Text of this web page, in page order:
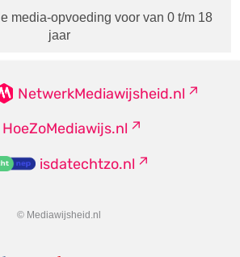
media-opvoeding voor van 0 t/m 18
jaar
NetwerkMediawijsheid.nl
HoeZoMediawijs.nl
isdatechtzo.nl
© Mediawijsheid.nl